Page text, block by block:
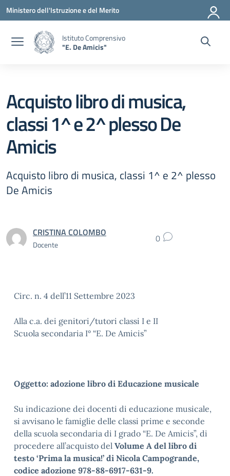
Vai ai contenuti
Vai al menu di navigazione
Vai al footer
Ministero dell'Istruzione e del Merito
Istituto Comprensivo
"E. De Amicis"
Acquisto libro di musica,
classi 1^ e 2^ plesso De
Amicis
Acquisto libro di musica, classi 1^ e 2^ plesso
De Amicis
CRISTINA COLOMBO
Docente 0
Circ. n. 4 dell’11 Settembre 2023
Alla c.a. dei genitori/tutori classi I e II
Scuola secondaria I° “E. De Amicis”
Oggetto: adozione libro di Educazione musicale
Su indicazione dei docenti di educazione musicale,
si avvisano le famiglie delle classi prime e seconde
della scuola secondaria di I grado “E. De Amicis”, di
procedere all’acquisto del Volume A del libro di
testo ‘Prima la musica!’ di Nicola Campogrande,
codice adozione 978-88-6917-631-9.